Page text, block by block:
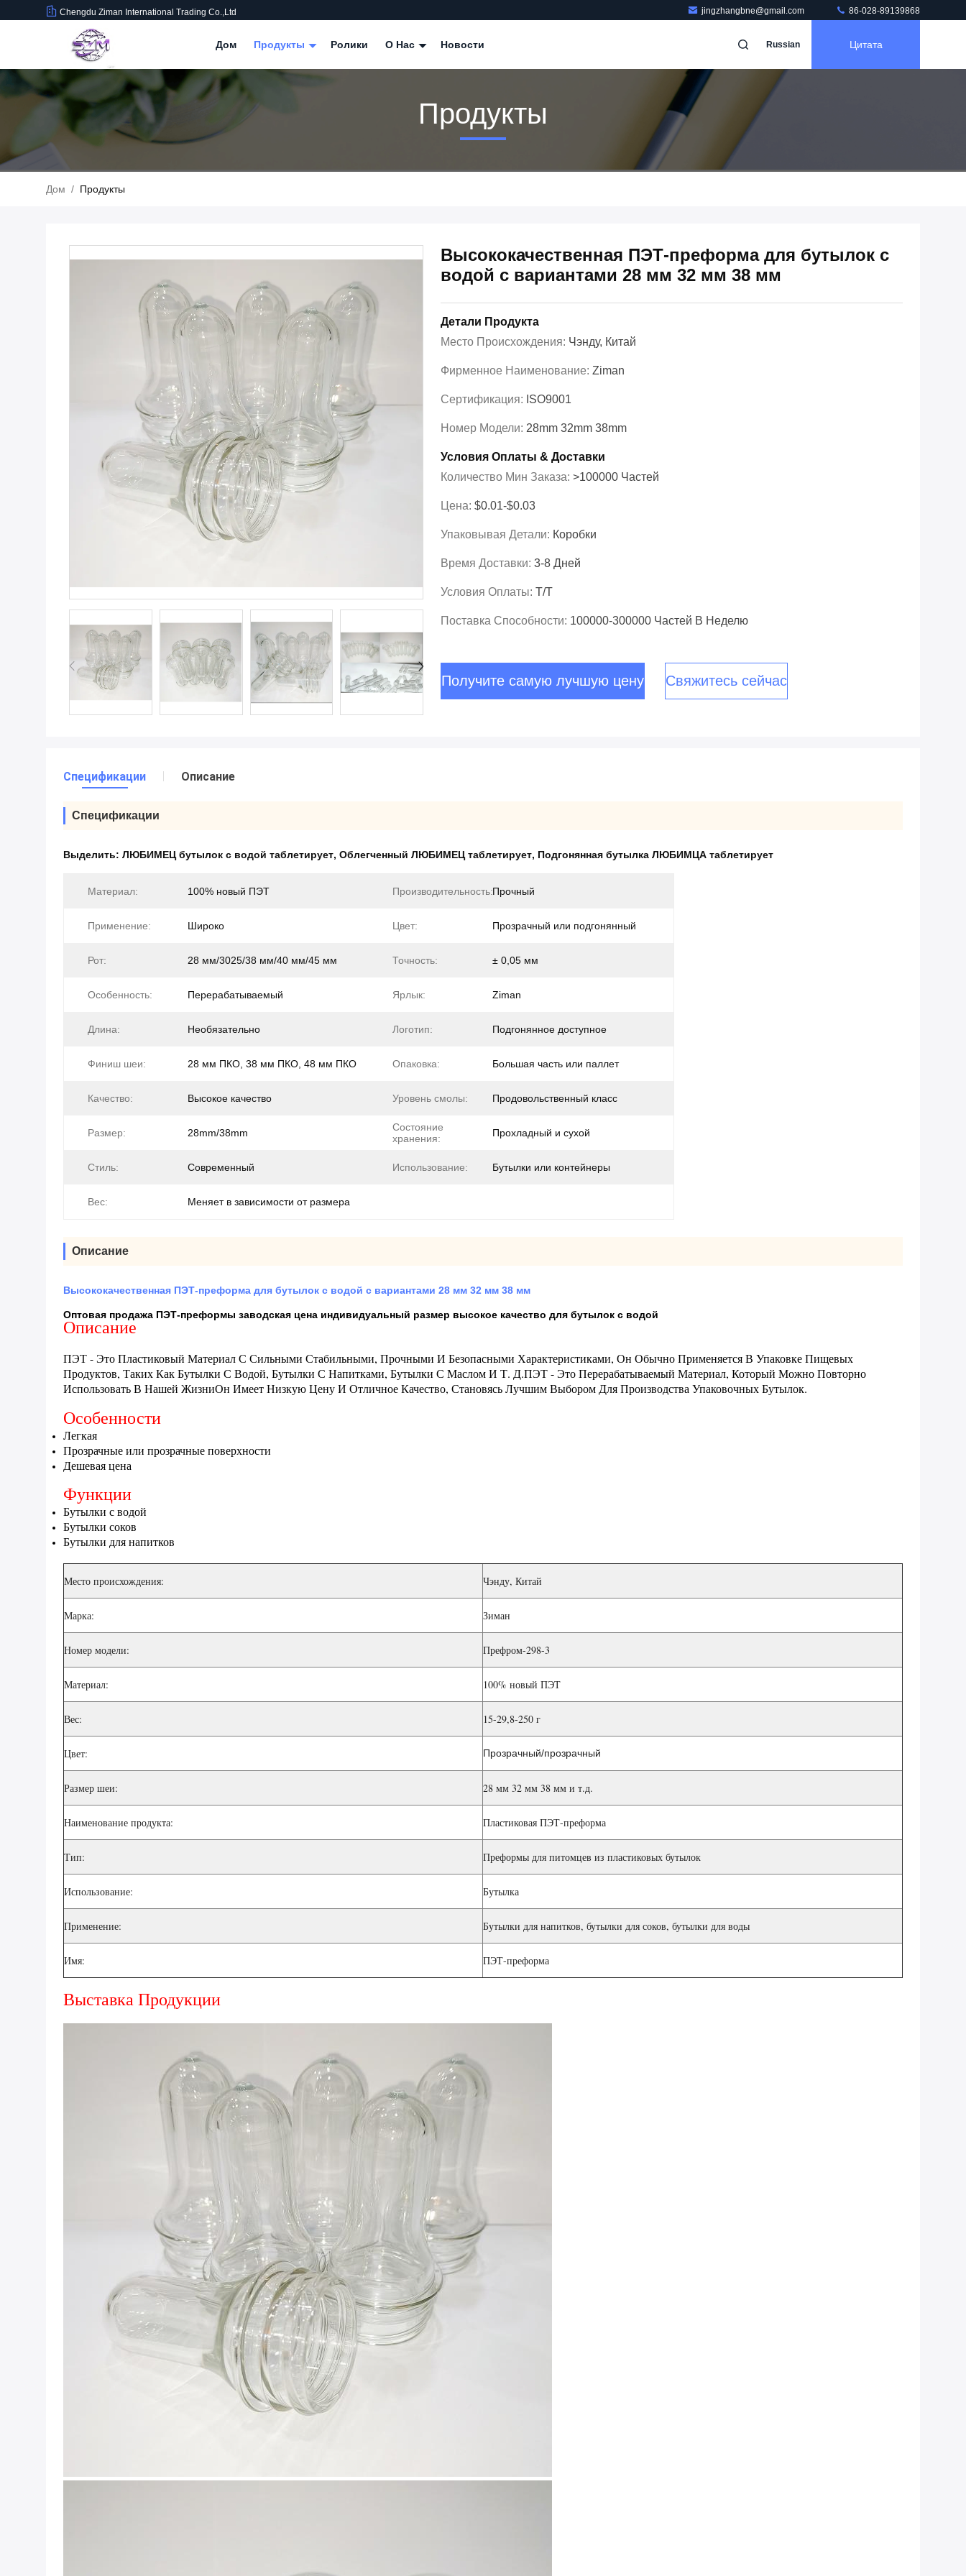
Chengdu Ziman International Trading Co.,Ltd jingzhangbne@gmail.com 86-028-89139868
Дом Продукты Ролики О Нас Новости Russian Цитата
Продукты
Дом / Продукты
Высококачественная ПЭТ-преформа для бутылок с
водой с вариантами 28 мм 32 мм 38 мм
Детали Продукта
Место Происхождения: Чэнду, Китай
Фирменное Наименование: Ziman
Сертификация: ISO9001
Номер Модели: 28mm 32mm 38mm
Условия Оплаты & Доставки
Количество Мин Заказа: >100000 Частей
Цена: $0.01-$0.03
Упаковывая Детали: Коробки
Время Доставки: 3-8 Дней
Условия Оплаты: T/T
Поставка Способности: 100000-300000 Частей В Неделю
Получите самую лучшую цену Свяжитесь сейчас
Спецификации Описание
Спецификации
Выделить: ЛЮБИМЕЦ бутылок с водой таблетирует, Облегченный ЛЮБИМЕЦ таблетирует, Подгонянная бутылка ЛЮБИМЦА таблетирует
Материал: 100% новый ПЭТ Производительность:Прочный
Применение: Широко Цвет: Прозрачный или подгонянный
Рот: 28 мм/3025/38 мм/40 мм/45 мм Точность: ± 0,05 мм
Особенность: Перерабатываемый Ярлык: Ziman
Длина: Необязательно Логотип: Подгонянное доступное
Финиш шеи: 28 мм ПКО, 38 мм ПКО, 48 мм ПКО Опаковка: Большая часть или паллет
Качество: Высокое качество Уровень смолы: Продовольственный класс
Размер: 28mm/38mm
Состояние
хранения:
Прохладный и сухой
Стиль: Современный Использование: Бутылки или контейнеры
Вес: Меняет в зависимости от размера
Описание
Высококачественная ПЭТ-преформа для бутылок с водой с вариантами 28 мм 32 мм 38 мм
Оптовая продажа ПЭТ-преформы заводская цена индивидуальный размер высокое качество для бутылок с водой
Описание
ПЭТ - Это Пластиковый Материал С Сильными Стабильными, Прочными И Безопасными Характеристиками, Он Обычно Применяется В Упаковке Пищевых
Продуктов, Таких Как Бутылки С Водой, Бутылки С Напитками, Бутылки С Маслом И Т. Д.ПЭТ - Это Перерабатываемый Материал, Который Можно Повторно
Использовать В Нашей ЖизниОн Имеет Низкую Цену И Отличное Качество, Становясь Лучшим Выбором Для Производства Упаковочных Бутылок.
Особенности
Легкая
Прозрачные или прозрачные поверхности
Дешевая цена
Функции
Бутылки с водой
Бутылки соков
Бутылки для напитков
Место происхождения: Чэнду, Китай
Марка: Зиман
Номер модели: Префром-298-3
Материал: 100% новый ПЭТ
Вес: 15-29,8-250 г
Цвет: Прозрачный/прозрачный
Размер шеи: 28 мм 32 мм 38 мм и т.д.
Наименование продукта: Пластиковая ПЭТ-преформа
Тип: Преформы для питомцев из пластиковых бутылок
Использование: Бутылка
Применение: Бутылки для напитков, бутылки для соков, бутылки для воды
Имя: ПЭТ-преформа
Выставка Продукции